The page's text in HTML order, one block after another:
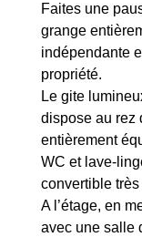
Faites une
grange
indépendante
propriété.
Le gite
dispose au rez
entièrement
WC et lave-
convertible
A l’étage, en
avec une salle